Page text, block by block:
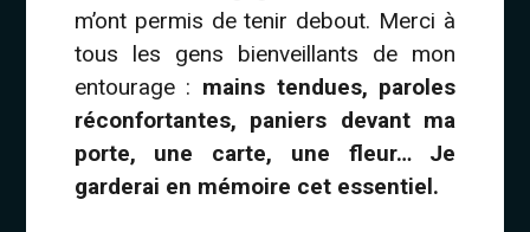
m’ont permis de tenir debout. Merci à
tous les gens bienveillants de mon
entourage : mains tendues, paroles
réconfortantes, paniers devant ma
porte, une carte, une fleur… Je
garderai en mémoire cet essentiel.